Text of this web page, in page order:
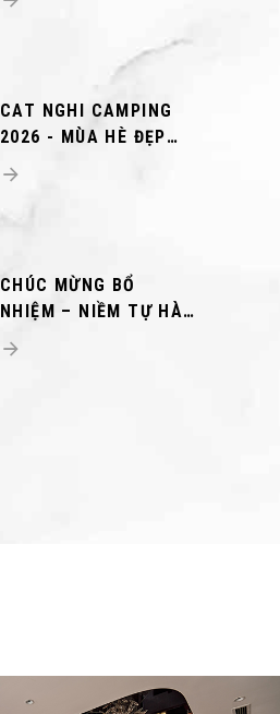
XÂY NHÀ"
CAT NGHI CAMPING
2026 - MÙA HÈ ĐẸP
NHẤT
CHÚC MỪNG BỔ
NHIỆM – NIỀM TỰ HÀO
CỦA CAT NGHI